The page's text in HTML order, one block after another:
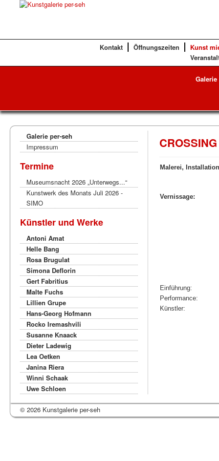
Kontakt Öffnungszeiten
Kunst
Galerie per-seh
Impressum
Termine
Museumsnacht 2026 „Unterwegs...“
Kunstwerk des Monats Juli 2026 -
SIMO
Künstler und Werke
Antoni Amat
Helle Bang
Rosa Brugulat
Simona Deflorin
Gert Fabritius
Malte Fuchs
Lillien Grupe
Hans-Georg Hofmann
Rocko Iremashvili
Susanne Knaack
Dieter Ladewig
Lea Oetken
Janina Riera
Winni Schaak
Uwe Schloen
Malerei,
Vernissage:
Einführung:
Performance:
Künstler:
© 2026 Kunstgalerie per-seh